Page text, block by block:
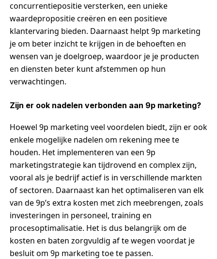
concurrentiepositie versterken, een unieke
waardepropositie creëren en een positieve
klantervaring bieden. Daarnaast helpt 9p marketing
je om beter inzicht te krijgen in de behoeften en
wensen van je doelgroep, waardoor je je producten
en diensten beter kunt afstemmen op hun
verwachtingen.
Zijn er ook nadelen verbonden aan 9p marketing?
Hoewel 9p marketing veel voordelen biedt, zijn er ook
enkele mogelijke nadelen om rekening mee te
houden. Het implementeren van een 9p
marketingstrategie kan tijdrovend en complex zijn,
vooral als je bedrijf actief is in verschillende markten
of sectoren. Daarnaast kan het optimaliseren van elk
van de 9p’s extra kosten met zich meebrengen, zoals
investeringen in personeel, training en
procesoptimalisatie. Het is dus belangrijk om de
kosten en baten zorgvuldig af te wegen voordat je
besluit om 9p marketing toe te passen.